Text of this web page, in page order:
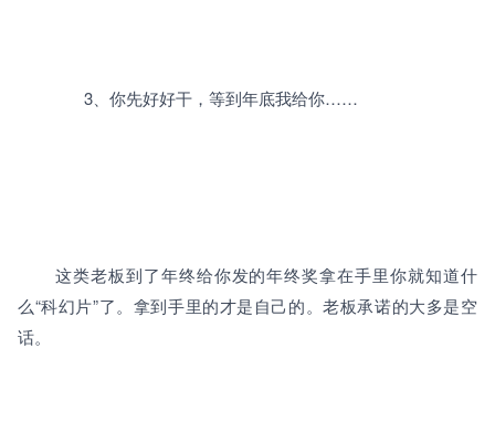
		3、
你先好好干，等到年底我给你……
这类老板到了年终给你发的年终奖拿在手里你就知道什
么“科幻片”了。拿到手里的才是自己的。老板承诺的大多是空
话。